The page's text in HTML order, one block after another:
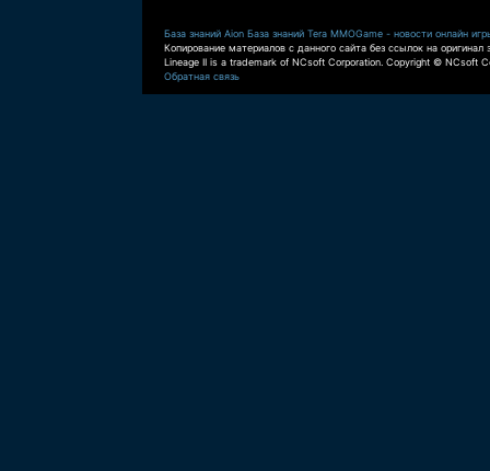
База знаний Aion База знаний Tera MMOGame - новости онлайн
Копирование материалов с данного сайта без ссылок на оригинал
Lineage II is a trademark of NCsoft Corporation. Copyright © NCsoft
Обратная связь